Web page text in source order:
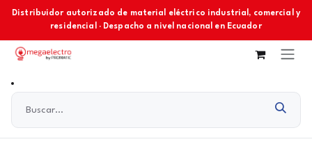
Ir al contenido
Distribuidor autorizado de material eléctrico industrial, comercial y
residencial · Despacho a nivel nacional en Ecuador